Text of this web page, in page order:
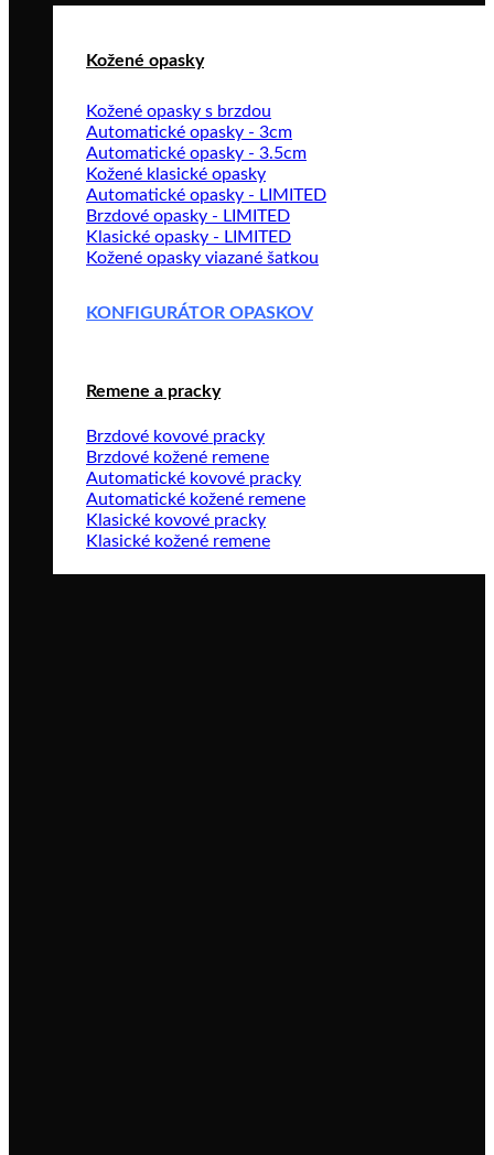
Kožené opasky
Kožené opasky s brzdou
Automatické opasky - 3cm
Automatické opasky - 3.5cm
Kožené klasické opasky
Automatické opasky - LIMITED
Brzdové opasky - LIMITED
Klasické opasky - LIMITED
Kožené opasky viazané šatkou
KONFIGURÁTOR OPASKOV
Remene a pracky
Brzdové kovové pracky
Brzdové kožené remene
Automatické kovové pracky
Automatické kožené remene
Klasické kovové pracky
Klasické kožené remene